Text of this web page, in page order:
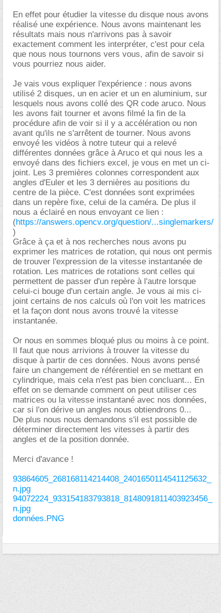
En effet pour étudier la vitesse du disque nous avons
réalisé une expérience. Nous avons maintenant les
résultats mais nous n'arrivons pas à savoir
exactement comment les interpréter, c'est pour cela
que nous nous tournons vers vous, afin de savoir si
vous pourriez nous aider.
Je vais vous expliquer l'expérience : nous avons
utilisé 2 disques, un en acier et un en aluminium, sur
lesquels nous avons collé des QR code aruco. Nous
les avons fait tourner et avons filmé la fin de la
procédure afin de voir si il y a accélération ou non
avant qu'ils ne s'arrêtent de tourner. Nous avons
envoyé les vidéos à notre tuteur qui a relevé
différentes données grâce à Aruco et qui nous les a
envoyé dans des fichiers excel, je vous en met un ci-
joint. Les 3 premières colonnes correspondent aux
angles d'Euler et les 3 dernières au positions du
centre de la pièce. C'est données sont exprimées
dans un repère fixe, celui de la caméra. De plus il
nous a éclairé en nous envoyant ce lien :
(https://answers.opencv.org/question/...singlemarkers/
)
Grâce à ça et à nos recherches nous avons pu
exprimer les matrices de rotation, qui nous ont permis
de trouver l'expression de la vitesse instantanée de
rotation. Les matrices de rotations sont celles qui
permettent de passer d'un repère à l'autre lorsque
celui-ci bouge d'un certain angle. Je vous ai mis ci-
joint certains de nos calculs où l'on voit les matrices
et la façon dont nous avons trouvé la vitesse
instantanée.
Or nous en sommes bloqué plus ou moins à ce point.
Il faut que nous arrivions à trouver la vitesse du
disque à partir de ces données. Nous avons pensé
faire un changement de référentiel en se mettant en
cylindrique, mais cela n'est pas bien concluant... En
effet on se demande comment on peut utiliser ces
matrices ou la vitesse instantané avec nos données,
car si l'on dérive un angles nous obtiendrons 0...
De plus nous nous demandons s'il est possible de
déterminer directement les vitesses à partir des
angles et de la position donnée.
Merci d'avance !
93864605_268168114214408_2401650114541125632_
n.jpg
94072224_933154183793818_8148091811403923456_
n.jpg
données.PNG